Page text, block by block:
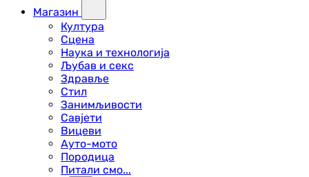
Магазин
Култура
Сцена
Наука и технологија
Љубав и секс
Здравље
Стил
Занимљивости
Савјети
Вицеви
Ауто-мото
Породица
Питали смо...